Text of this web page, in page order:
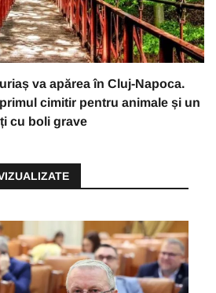
va apărea în Cluj-Napoca.
cimitir pentru animale și un
cu boli grave